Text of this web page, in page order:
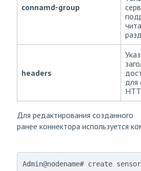
connamd-group
headers
для
Для редактирования созданного
ранее коннектора используется
Admin@nodename# create